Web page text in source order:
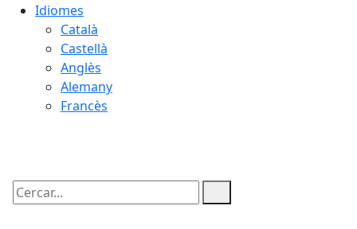
Idiomes
Català
Castellà
Anglès
Alemany
Francès
Cercar: